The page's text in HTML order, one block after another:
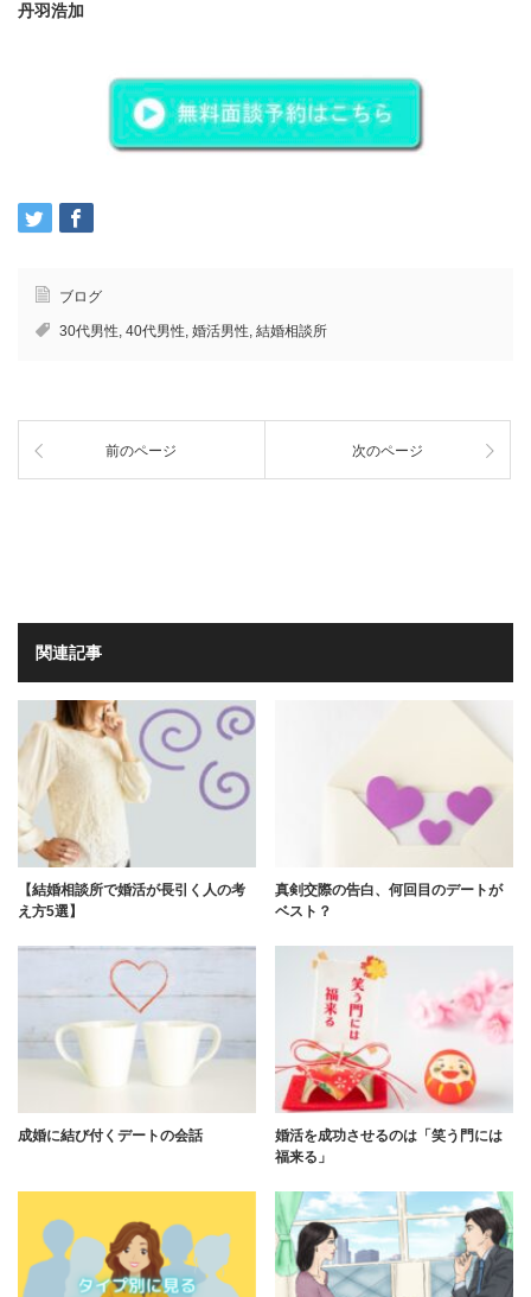
丹羽浩加
ブログ
30代男性, 40代男性, 婚活男性, 結婚相談所
前のページ 次のページ
関連記事
【結婚相談所で婚活が長引く人の考
え方5選】
真剣交際の告白、何回目のデートが
ベスト？
成婚に結び付くデートの会話
婚活を成功させるのは「笑う門には
福来る」